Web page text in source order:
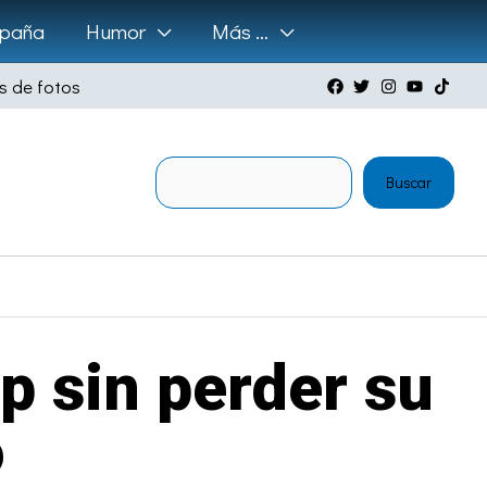
Humor Más …
de fotos
Buscar
sin perder su